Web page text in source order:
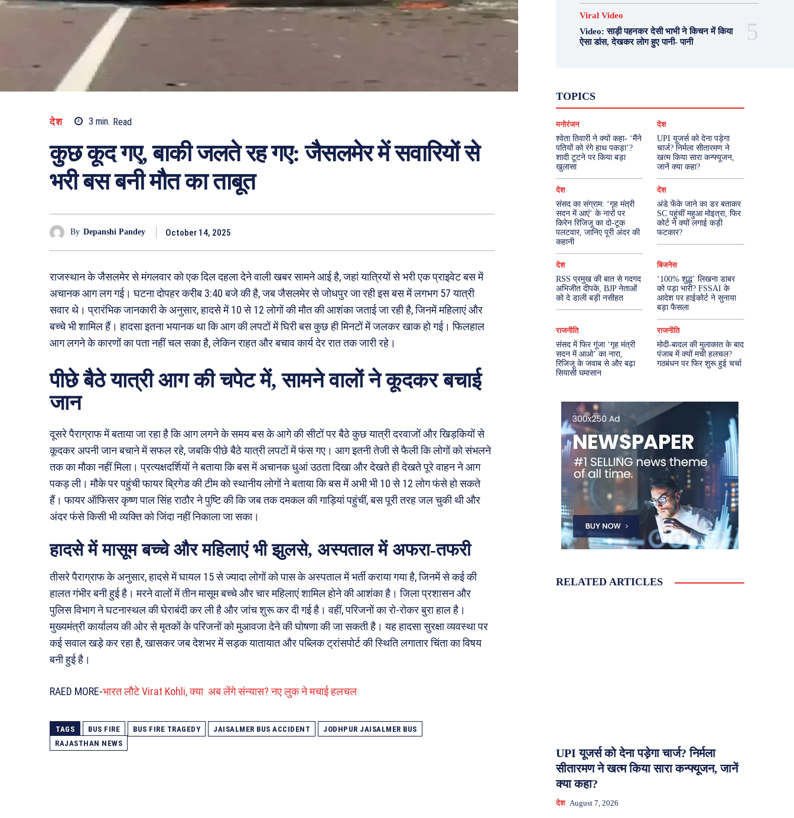
देश 3 min. Read
कुछ कूद गए, बाकी जलते रह गए: जैसलमेर में सवारियों से
भरी बस बनी मौत का ताबूत
By Depanshi Pandey October 14, 2025
राजस्थान के जैसलमेर से मंगलवार को एक दिल दहला देने वाली खबर सामने आई है, जहां यात्रियों से भरी एक प्राइवेट बस में
अचानक आग लग गई। घटना दोपहर करीब 3:40 बजे की है, जब जैसलमेर से जोधपुर जा रही इस बस में लगभग 57 यात्री
सवार थे। प्रारंभिक जानकारी के अनुसार, हादसे में 10 से 12 लोगों की मौत की आशंका जताई जा रही है, जिनमें महिलाएं और
बच्चे भी शामिल हैं। हादसा इतना भयानक था कि आग की लपटों में घिरी बस कुछ ही मिनटों में जलकर खाक हो गई। फिलहाल
आग लगने के कारणों का पता नहीं चल सका है, लेकिन राहत और बचाव कार्य देर रात तक जारी रहे।
पीछे बैठे यात्री आग की चपेट में, सामने वालों ने कूदकर बचाई
जान
दूसरे पैराग्राफ में बताया जा रहा है कि आग लगने के समय बस के आगे की सीटों पर बैठे कुछ यात्री दरवाजों और खिड़कियों से
कूदकर अपनी जान बचाने में सफल रहे, जबकि पीछे बैठे यात्री लपटों में फंस गए। आग इतनी तेजी से फैली कि लोगों को संभलने
तक का मौका नहीं मिला। प्रत्यक्षदर्शियों ने बताया कि बस में अचानक धुआं उठता दिखा और देखते ही देखते पूरे वाहन ने आग
पकड़ ली। मौके पर पहुंची फायर ब्रिगेड की टीम को स्थानीय लोगों ने बताया कि बस में अभी भी 10 से 12 लोग फंसे हो सकते
हैं। फायर ऑफिसर कृष्ण पाल सिंह राठौर ने पुष्टि की कि जब तक दमकल की गाड़ियां पहुंचीं, बस पूरी तरह जल चुकी थी और
अंदर फंसे किसी भी व्यक्ति को जिंदा नहीं निकाला जा सका।
हादसे में मासूम बच्चे और महिलाएं भी झुलसे, अस्पताल में अफरा-तफरी
तीसरे पैराग्राफ के अनुसार, हादसे में घायल 15 से ज्यादा लोगों को पास के अस्पताल में भर्ती कराया गया है, जिनमें से कई की
हालत गंभीर बनी हुई है। मरने वालों में तीन मासूम बच्चे और चार महिलाएं शामिल होने की आशंका है। जिला प्रशासन और
पुलिस विभाग ने घटनास्थल की घेराबंदी कर ली है और जांच शुरू कर दी गई है। वहीं, परिजनों का रो-रोकर बुरा हाल है।
मुख्यमंत्री कार्यालय की ओर से मृतकों के परिजनों को मुआवजा देने की घोषणा की जा सकती है। यह हादसा सुरक्षा व्यवस्था पर
कई सवाल खड़े कर रहा है, खासकर जब देशभर में सड़क यातायात और पब्लिक ट्रांसपोर्ट की स्थिति लगातार चिंता का विषय
बनी हुई है।
RAED MORE-भारत लौटे Virat Kohli, क्या अब लेंगे संन्यास? नए लुक ने मचाई हलचल
TAGS BUS FIRE BUS FIRE TRAGEDY JAISALMER BUS ACCIDENT
JODHPUR JAISALMER BUS
RAJASTHAN NEWS
Viral Video
Video: साड़ी पहनकर देसी भाभी ने किचन में किया
ऐसा डांस, देखकर लोग हुए पानी- पानी
TOPICS
दुनिया
मनोरंजन
राजनीति वास्तु शास्त्र
More
मनोरंजन
श्वेता तिवारी ने क्यों कहा- ‘मैंने
पतियों को रंगे हाथ पकड़ा’?
शादी टूटने पर किया बड़ा
खुलासा
देश
UPI यूजर्स को देना पड़ेगा
चार्ज? निर्मला सीतारमण ने
खत्म किया सारा कन्फ्यूजन,
जानें क्या कहा?
देश
संसद का संग्राम: ‘गृह मंत्री
सदन में आएं’ के नारों पर
किरेन रिजिजू का दो-टूक
पलटवार, जानिए पूरी अंदर की
कहानी
देश
अंडे फेंके जाने का डर बताकर
SC पहुंचीं महुआ मोइत्रा, फिर
कोर्ट ने क्यों लगाई कड़ी
फटकार?
देश
RSS प्रमुख की बात से गदगद
अभिजीत दीपके, BJP नेताओं
को दे डाली बड़ी नसीहत
बिजनेस
‘100% शुद्ध’ लिखना डाबर
को पड़ा भारी? FSSAI के
आदेश पर हाईकोर्ट ने सुनाया
बड़ा फैसला
राजनीति
संसद में फिर गूंजा ‘गृह मंत्री
सदन में आओ’ का नारा,
रिजिजू के जवाब से और बढ़ा
सियासी घमासान
राजनीति
मोदी-बादल की मुलाकात के बाद
पंजाब में क्यों मची हलचल?
गठबंधन पर फिर शुरू हुई चर्चा
RELATED ARTICLES
UPI यूजर्स को देना पड़ेगा चार्ज? निर्मला
सीतारमण ने खत्म किया सारा कन्फ्यूजन, जानें
क्या कहा?
देश August 7, 2026